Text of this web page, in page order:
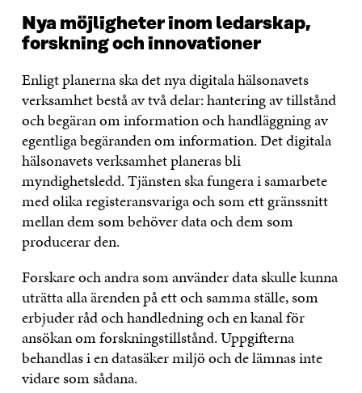
Nya möjligheter inom ledarskap,
forskning och innovationer
Enligt planerna ska det nya digitala hälsonavets
verksamhet bestå av två delar: hantering av tillstånd
och begäran om information och handläggning av
egentliga begäranden om information. Det digitala
hälsonavets verksamhet planeras bli
myndighetsledd. Tjänsten ska fungera i samarbete
med olika registeransvariga och som ett gränssnitt
mellan dem som behöver data och dem som
producerar den.
Forskare och andra som använder data skulle kunna
uträtta alla ärenden på ett och samma ställe, som
erbjuder råd och handledning och en kanal för
ansökan om forskningstillstånd. Uppgifterna
behandlas i en datasäker miljö och de lämnas inte
vidare som sådana.